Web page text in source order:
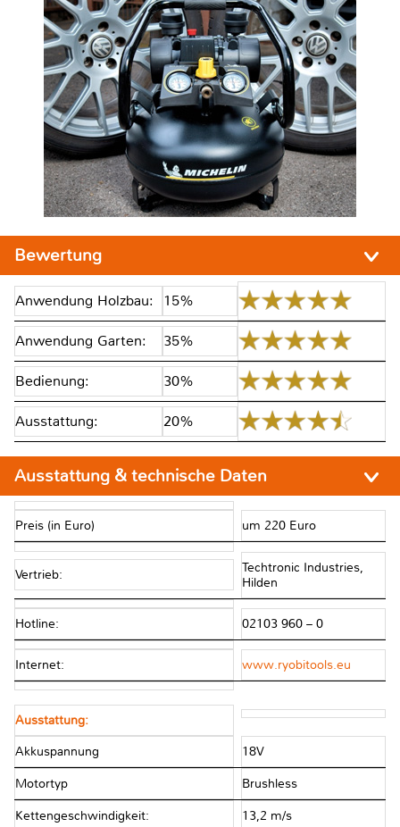
Bewertung
Anwendung Holzbau: 15%
Anwendung Garten: 35%
Bedienung: 30%
Ausstattung: 20%
Ausstattung & technische Daten
Preis (in Euro) um 220 Euro
Vertrieb:
Techtronic Industries,
Hilden
Hotline: 02103 960 – 0
Internet: www.ryobitools.eu
Ausstattung:
Akkuspannung 18V
Motortyp Brushless
Kettengeschwindigkeit: 13,2 m/s